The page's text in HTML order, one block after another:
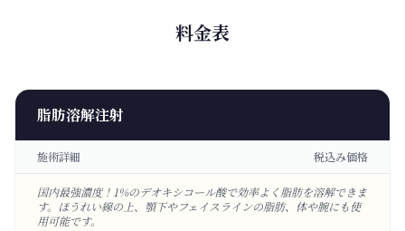
料金表
脂肪溶解注射
施術詳細 税込み価格
国内最強濃度！1%のデオキシコール酸で効率よく脂肪を溶解できま
す。ほうれい線の上、顎下やフェイスラインの脂肪、体や腕にも使
用可能です。